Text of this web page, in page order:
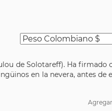
de Solotareff). Ha firmado
en la nevera, antes de